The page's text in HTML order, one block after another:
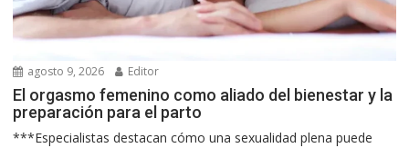
agosto 9, 2026 Editor
El orgasmo femenino como aliado del bienestar y la
preparación para el parto
***Especialistas destacan cómo una sexualidad plena puede